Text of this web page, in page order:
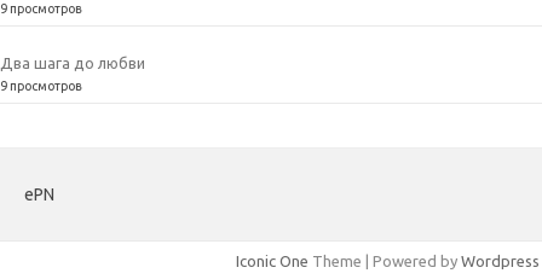
9 просмотров
Два шага до любви
9 просмотров
ePN
Iconic One Theme | Powered by Wordpress